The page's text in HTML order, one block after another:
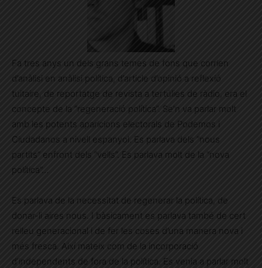
Fa tres anys un dels grans temes de fons que corrien
d’anàlisi en anàlisi política, d’article d’opinió a reflexió
tuitaire, de reportatge de revista a tertúlies de ràdio, era el
concepte de la “regeneració política”. Se’n va parlar molt
amb les potents aparicions electorals de Podemos i
Ciudadanos a nivell espanyol. Es parlava dels “nous
partits” enfront dels “vells”. Es parlava molt de la “nova
política”…
Es parlava de la necessitat de regenerar la política, de
donar-li aires nous. I bàsicament es parlava també de cert
relleu generacional i de fer les coses d’una manera nova i
més fresca. Així mateix com de la incorporació
d’independents de fora de la política. Es venia a parlar molt